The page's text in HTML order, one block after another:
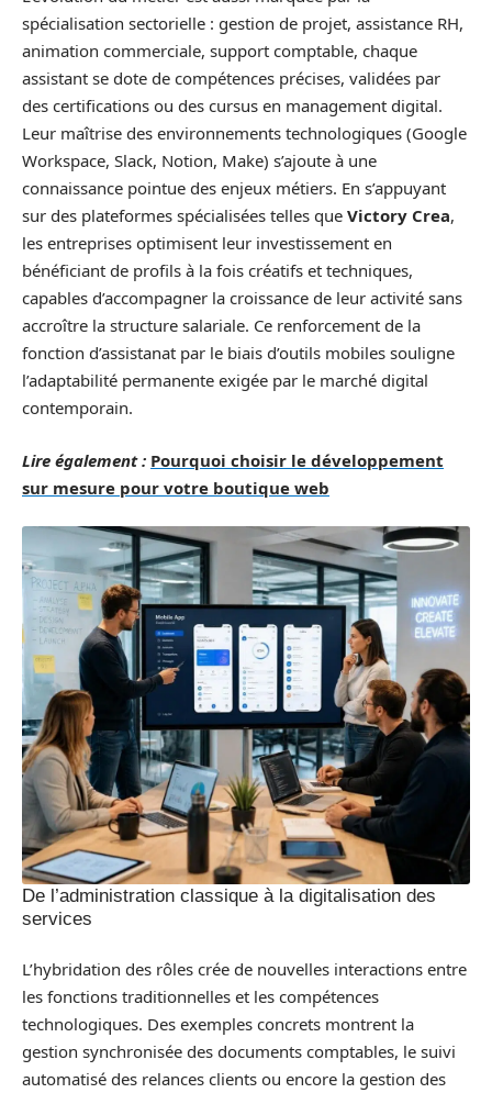
spécialisation sectorielle : gestion de projet, assistance RH,
animation commerciale, support comptable, chaque
assistant se dote de compétences précises, validées par
des certifications ou des cursus en management digital.
Leur maîtrise des environnements technologiques (Google
Workspace, Slack, Notion, Make) s’ajoute à une
connaissance pointue des enjeux métiers. En s’appuyant
sur des plateformes spécialisées telles que Victory Crea,
les entreprises optimisent leur investissement en
bénéficiant de profils à la fois créatifs et techniques,
capables d’accompagner la croissance de leur activité sans
accroître la structure salariale. Ce renforcement de la
fonction d’assistanat par le biais d’outils mobiles souligne
l’adaptabilité permanente exigée par le marché digital
contemporain.
Lire également : Pourquoi choisir le développement
sur mesure pour votre boutique web
De l’administration classique à la digitalisation des
services
L’hybridation des rôles crée de nouvelles interactions entre
les fonctions traditionnelles et les compétences
technologiques. Des exemples concrets montrent la
gestion synchronisée des documents comptables, le suivi
automatisé des relances clients ou encore la gestion des